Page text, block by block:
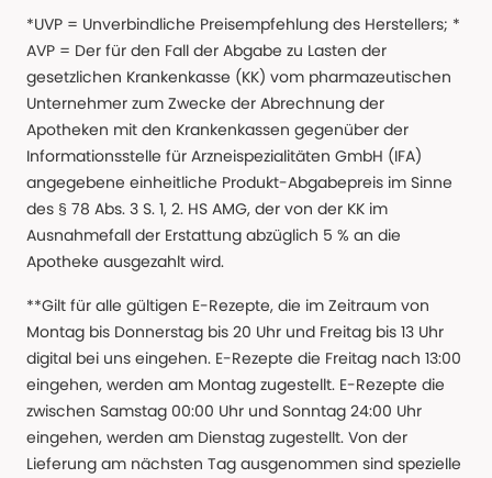
*UVP = Unverbindliche Preisempfehlung des Herstellers; *
AVP = Der für den Fall der Abgabe zu Lasten der
gesetzlichen Krankenkasse (KK) vom pharmazeutischen
Unternehmer zum Zwecke der Abrechnung der
Apotheken mit den Krankenkassen gegenüber der
Informationsstelle für Arzneispezialitäten GmbH (IFA)
angegebene einheitliche Produkt-Abgabepreis im Sinne
des § 78 Abs. 3 S. 1, 2. HS AMG, der von der KK im
Ausnahmefall der Erstattung abzüglich 5 % an die
Apotheke ausgezahlt wird.
**Gilt für alle gültigen E-Rezepte, die im Zeitraum von
Montag bis Donnerstag bis 20 Uhr und Freitag bis 13 Uhr
digital bei uns eingehen. E-Rezepte die Freitag nach 13:00
eingehen, werden am Montag zugestellt. E-Rezepte die
zwischen Samstag 00:00 Uhr und Sonntag 24:00 Uhr
eingehen, werden am Dienstag zugestellt. Von der
Lieferung am nächsten Tag ausgenommen sind spezielle